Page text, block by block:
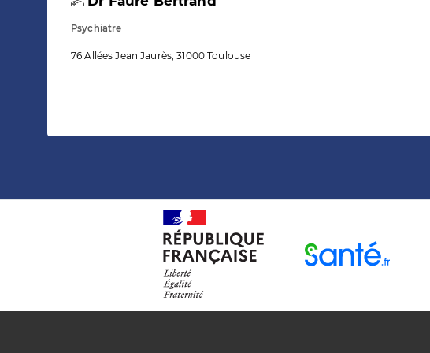
Psychiatre
76 Allées Jean Jaurès, 31000 Toulouse